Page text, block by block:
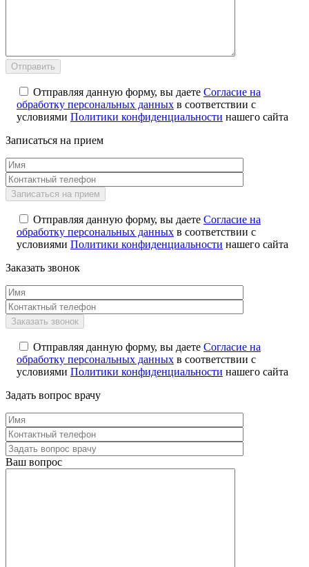
Отправляя данную форму, вы даете Согласие на
обработку персональных данных в соответствии с
условиями Политики конфиденциальности нашего сайта
Записаться на прием
Отправляя данную форму, вы даете Согласие на
обработку персональных данных в соответствии с
условиями Политики конфиденциальности нашего сайта
Заказать звонок
Отправляя данную форму, вы даете Согласие на
обработку персональных данных в соответствии с
условиями Политики конфиденциальности нашего сайта
Задать вопрос врачу
Ваш вопрос